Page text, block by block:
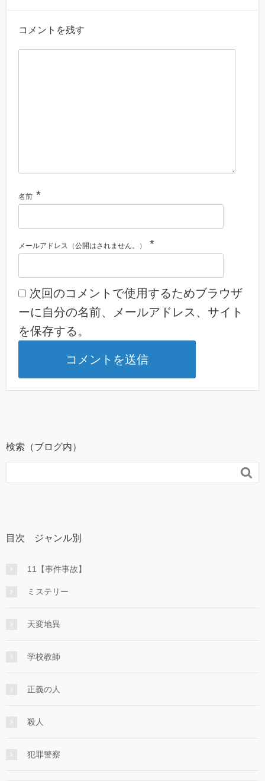
コメントを残す
名前 *
メールアドレス（公開はされません。） *
次回のコメントで使用するためブラウザ
ーに自分の名前、メールアドレス、サイト
を保存する。
検索（ブログ内）

目次 ジャンル別
11【事件事故】
ミステリー
天変地異
学校教師
正義の人
殺人
犯罪警察